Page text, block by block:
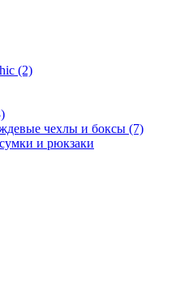
(2)
чехлы и боксы (7)
и рюкзаки